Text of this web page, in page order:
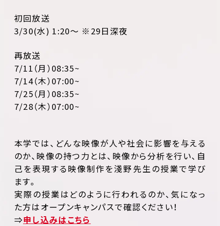
初回放送
3/30(水) 1:20～ ※29日深夜
再放送
7/11（月）08:35~
7/14（木）07:00~
7/25（月）08:35~
7/28（木）07:00~
本学では、どんな映像が人や社会に影響を与える
のか、映像の持つ力とは、映像から分析を行い、自
己を表現する映像制作を淺野先生の授業で学び
ます。
実際の授業はどのように行われるのか、気になっ
た方はオープンキャンパスで確認ください！
⇒申し込みはこちら